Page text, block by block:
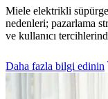
Miele elektrikli
nedenleri; pazarlama
ve kullanıcı
Daha fazla bilgi edinin